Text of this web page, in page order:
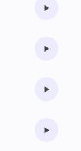
수강준비
수강준비
수강준비
수강준비